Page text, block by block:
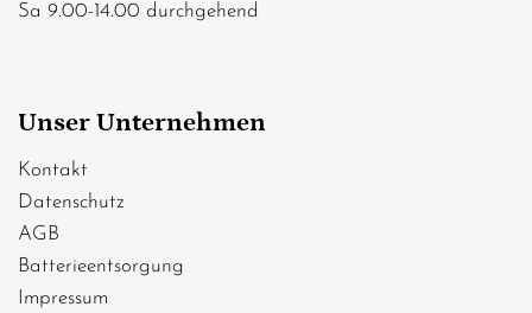
Sa 9.00-14.00 durchgehend
Unser Unternehmen
Kontakt
Datenschutz
AGB
Batterieentsorgung
Impressum